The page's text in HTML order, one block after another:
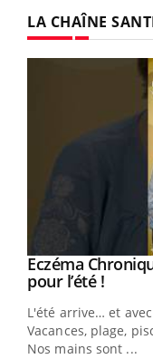
LA CHAÎNE
Youtube
Eczéma
pour l’été !
L'été arrive… et
Vacances, plage,
Nos mains sont ...